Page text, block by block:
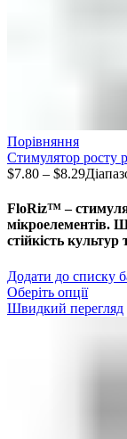
Порівняння
Стимулятор росту
$7.80 – $8.29
FloRiz™ –
мікроелементів.
стійкість
Додати до списку
Оберіть опції
Швидкий перегляд